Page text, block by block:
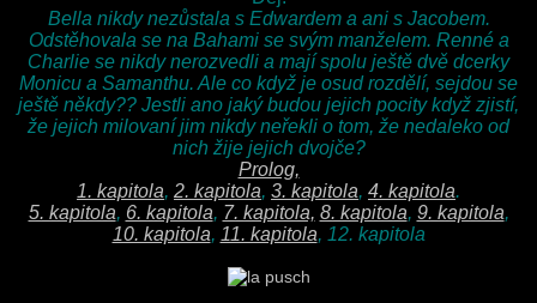
Bella nikdy nezůstala s Edwardem a ani s Jacobem.
Odstěhovala se na Bahami se svým manželem. Renné a
Charlie se nikdy nerozvedli a mají spolu ještě dvě dcerky
Monicu a Samanthu. Ale co když je osud rozdělí, sejdou se
ještě někdy?? Jestli ano jaký budou jejich pocity když zjistí,
že jejich milovaní jim nikdy neřekli o tom, že nedaleko od
nich žije jejich dvojče?
Prolog,
1. kapitola, 2. kapitola, 3. kapitola, 4. kapitola.
5. kapitola, 6. kapitola, 7. kapitola, 8. kapitola, 9. kapitola,
10. kapitola, 11. kapitola, 12. kapitola